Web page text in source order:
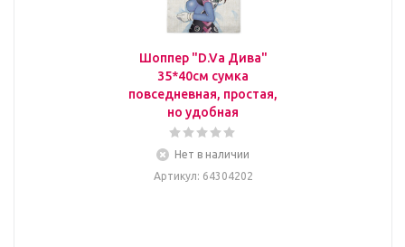
Шоппер "D.Va Дива"
35*40см сумка
повседневная, простая,
но удобная
Нет в наличии
Артикул: 64304202